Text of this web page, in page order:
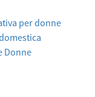
per donne
Donne